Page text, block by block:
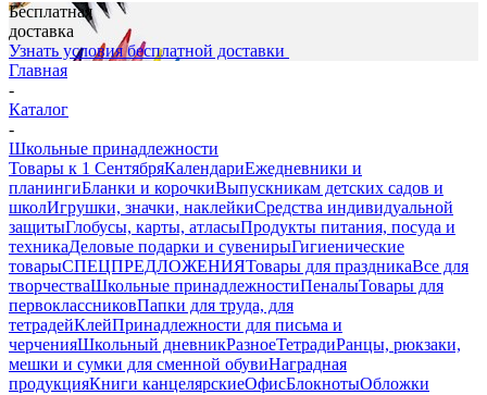
Бесплатная
доставка
Узнать условия бесплатной доставки
Главная
-
Каталог
-
Школьные принадлежности
Товары к 1 СентябряКалендариЕжедневники и
планингиБланки и корочкиВыпускникам детских садов и
школИгрушки, значки, наклейкиСредства индивидуальной
защитыГлобусы, карты, атласыПродукты питания, посуда и
техникаДеловые подарки и сувенирыГигиенические
товарыСПЕЦПРЕДЛОЖЕНИЯТовары для праздникаВсе для
творчестваШкольные принадлежностиПеналыТовары для
первоклассниковПапки для труда, для
тетрадейКлейПринадлежности для письма и
черченияШкольный дневникРазноеТетрадиРанцы, рюкзаки,
мешки и сумки для сменной обувиНаградная
продукцияКниги канцелярскиеОфисБлокнотыОбложки